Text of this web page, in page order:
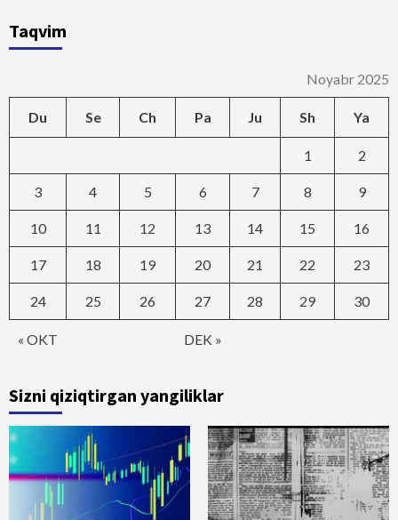
Taqvim
Noyabr 2025
Du Se Ch Pa Ju Sh Ya
« OKT DEK »
1 2
3 4 5 6 7 8 9
10 11 12 13 14 15 16
17 18 19 20 21 22 23
24 25 26 27 28 29 30
Sizni qiziqtirgan yangiliklar